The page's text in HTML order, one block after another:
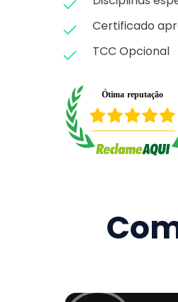
Certificado
TCC Opcional